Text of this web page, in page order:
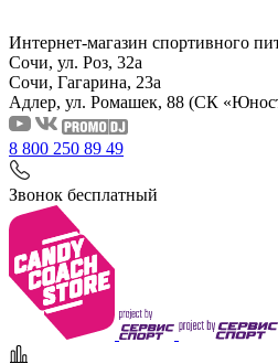
Интернет-магазин спортивного
Сочи, ул. Роз, 32а
Сочи, Гагарина, 23а
Адлер, ул. Ромашек, 88 (СК
8 800 250 89 49
Звонок бесплатный